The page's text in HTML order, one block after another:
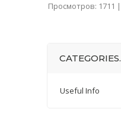
Просмотров: 1711 |
CATEGORIES.
Useful Info